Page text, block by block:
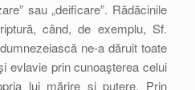
sau „deificare”. Rădăcinile
când, de exemplu, Sf.
ne-a dăruit toate
evlavie prin cunoaşterea celui
lui mărire şi putere. Prin